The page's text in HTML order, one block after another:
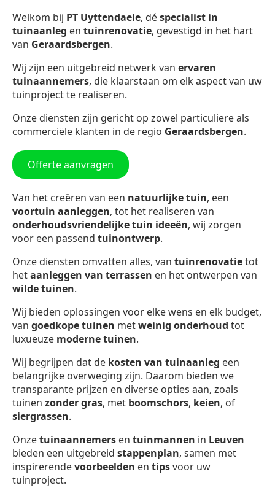
Welkom bij PT Uyttendaele, déspecialist in
tuinaanleg en tuinrenovatie, gevestigd in het hart
van Geraardsbergen.
Wij zijn een uitgebreid netwerk van ervaren
tuinaannemers, die klaarstaan om elk aspect van uw
tuinproject te realiseren.
Onze diensten zijn gericht op zowel particuliere als
commerciële klanten in de regio Geraardsbergen.
Offerte aanvragen
Van het creëren van een natuurlijke tuin, een
voortuin aanleggen, tot het realiseren van
onderhoudsvriendelijke tuin ideeën, wij zorgen
voor een passend tuinontwerp.
Onze diensten omvatten alles, van tuinrenovatietot
hetaanleggen van terrassen en het ontwerpen van
wilde tuinen.
Wij bieden oplossingen voor elke wens en elk budget,
van goedkope tuinen metweinig onderhoud tot
luxueuze moderne tuinen.
Wij begrijpen dat de kosten van tuinaanleg een
belangrijke overweging zijn. Daarom bieden we
transparante prijzen en diverse opties aan, zoals
tuinen zonder gras, met boomschors, keien, of
siergrassen.
Onzetuinaannemers en tuinmannen in Leuven
bieden een uitgebreid stappenplan, samen met
inspirerendevoorbeelden en tipsvoor uw
tuinproject.